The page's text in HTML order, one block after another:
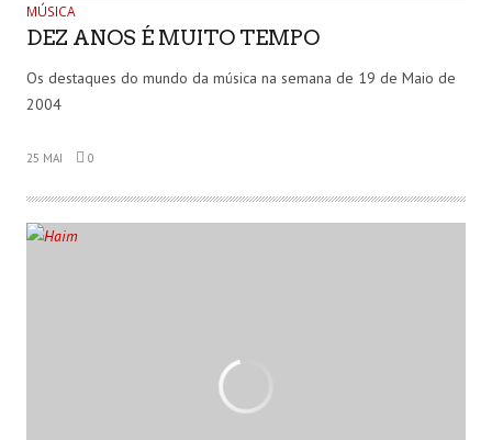
MÚSICA
DEZ ANOS É MUITO TEMPO
Os destaques do mundo da música na semana de 19 de Maio de
2004
25 MAI 0